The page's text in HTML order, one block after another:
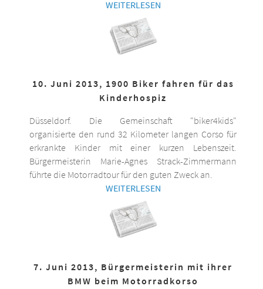
WEITERLESEN
10. Juni 2013, 1900 Biker fahren für das
Kinderhospiz
Düsseldorf. Die Gemeinschaft "biker4kids"
organisierte den rund 32 Kilometer langen Corso für
erkrankte Kinder mit einer kurzen Lebenszeit.
Bürgermeisterin Marie-Agnes Strack-Zimmermann
führte die Motorradtour für den guten Zweck an.
WEITERLESEN
7. Juni 2013, Bürgermeisterin mit ihrer
BMW beim Motorradkorso